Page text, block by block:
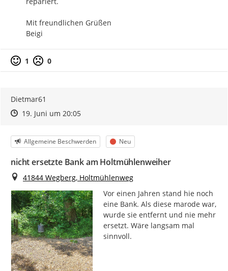
Mit freundlichen Grüßen
Beigi
1 0
Dietmar61
Zeitpunkt des Erstellens
Zeitpunkt des Erstellens
19. Juni um 20:05Zur Äußerung
Kategorie
Allgemeine Beschwerden Status
Neu
nicht ersetzte Bank am Holtmühlenweiher
Ort
41844 Wegberg, Holtmühlenweg
Vor einen Jahren stand hie noch
eine Bank. Als diese marode war,
wurde sie entfernt und nie mehr
ersetzt. Wäre langsam mal
sinnvoll.